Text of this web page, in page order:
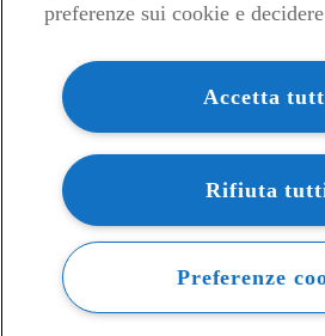
Contatti e recapiti
my.zanichelli.it
Filiali e agenzie
Acquisti: informazioni
Area stampa
Privacy
preferenze sui cookie e
Accetta
Rifiuta
Preferenze